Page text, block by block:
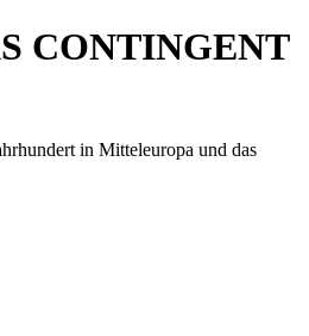
CONTINGENT
in Mitteleuropa und das